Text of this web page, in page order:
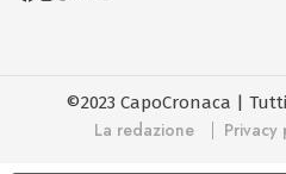
©2023 CapoCronaca |
La redazione Privacy